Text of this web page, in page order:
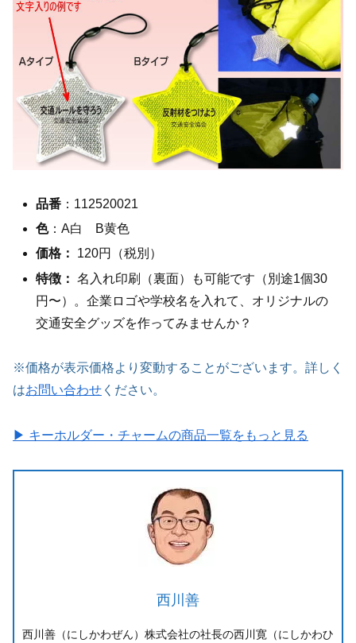
品番 ：112520021
色：A白 B黄色
価格：
120円（税別）
特徴： 名入れ印刷（裏面）も可能です（別途1個30
円〜）。企業ロゴや学校名を入れて、オリジナルの
交通安全グッズを作ってみませんか？
※価格が表示価格より変動することがございます。詳しく
はお問い合わせ ください。
▶ キーホルダー・チャームの商品一覧をもっと見る
西川善
西川善（にしかわぜん）株式会社の社長の西川寛（にしかわひ